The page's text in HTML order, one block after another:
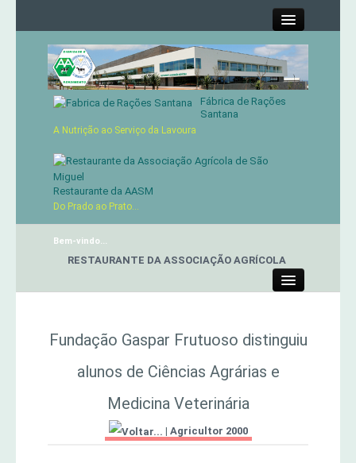
Contactos
Serviços
Produtos
Concursos Micaelenses
Publicações AASM
Fábrica de Rações
Santana
A Nutrição ao Serviço da Lavoura
Restaurante da AASM
Do Prado ao Prato...
Bem-vindo...
RESTAURANTE DA ASSOCIAÇÃO AGRÍCOLA
MERCADO AGRÍCOLA DE SANTANA
Fundação Gaspar Frutuoso distinguiu
alunos de Ciências Agrárias e
Medicina Veterinária
| Agricultor 2000